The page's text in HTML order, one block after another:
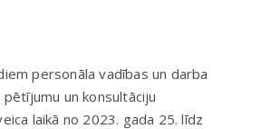
personāla vadības un darba
un konsultāciju
laikā no 2023. gada 25. līdz